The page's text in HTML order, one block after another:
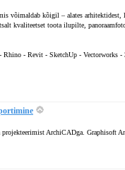
võimaldab kõigil – alates arhitektidest,
kvaliteetset toota ilupilte,
Rhino - Revit - SketchUp -
ArchiCADga. Graphisoft